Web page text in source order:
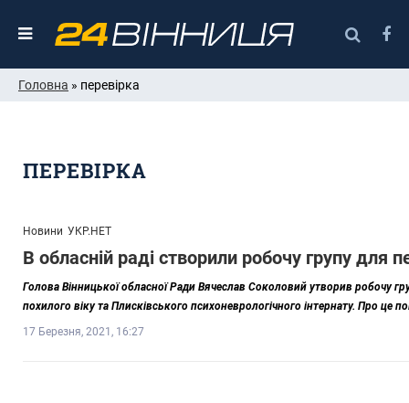
Головна » перевірка
ПЕРЕВІРКА
Новини УКР.НЕТ
В обласній раді створили робочу групу для
Голова Вінницької обласної Ради Вячеслав Соколовий утворив робочу
похилого віку та Плисківського психоневрологічного інтернату. Про це
17 Березня, 2021, 16:27